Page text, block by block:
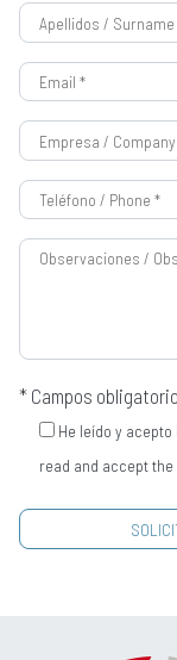
* Campos
He leído y acepto
read and accept the